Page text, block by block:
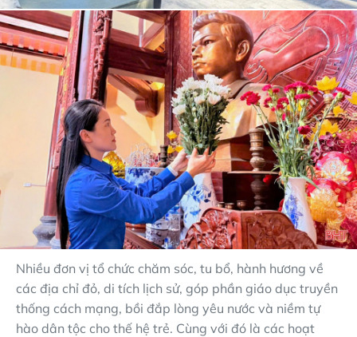
Nhiều đơn vị tổ chức chăm sóc, tu bổ, hành hương về
các địa chỉ đỏ, di tích lịch sử, góp phần giáo dục truyền
thống cách mạng, bồi đắp lòng yêu nước và niềm tự
hào dân tộc cho thế hệ trẻ. Cùng với đó là các hoạt